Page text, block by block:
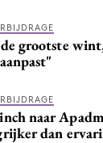
grootste
naar
dan